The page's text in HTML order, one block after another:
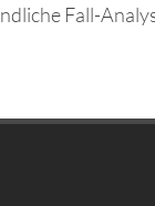
Fall-